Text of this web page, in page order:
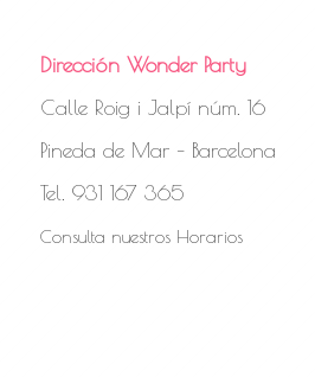
Dirección Wonder Party
Calle Roig i Jalpí núm. 16
Pineda de Mar – Barcelona
Tel. 931 167 365
Consulta nuestros Horarios